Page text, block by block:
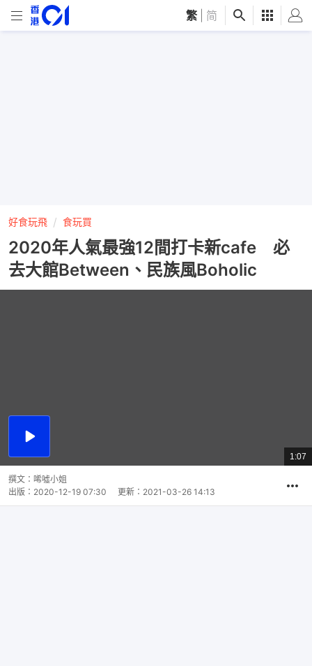
繁 简
好食玩飛 食玩買
2020年人氣最強12間打卡新cafe 必
去大館Between、民族風Boholic
播
總
共
1:07
撰文： 唏噓小姐
出版： 2020-12-19 07:30 更新： 2021-03-26 14:13